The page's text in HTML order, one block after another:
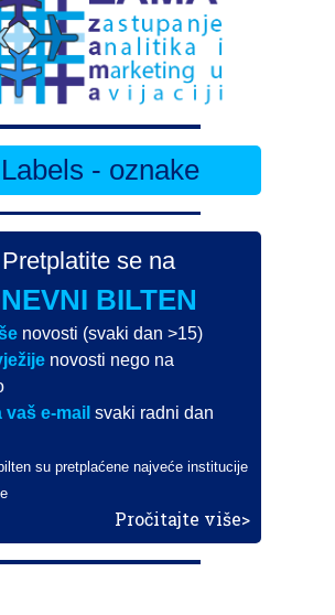
- oznake
Pretplatite se na
BILTEN
novosti (svaki dan >15)
novosti nego na
vaš e-mail svaki radni dan
su pretplaćene najveće institucije
Pročitajte više>